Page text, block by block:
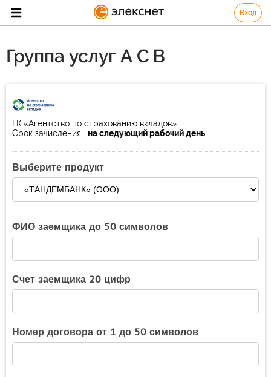
Вход
Группа услуг А С В
ГК «Агентство по страхованию вкладов»
Срок зачисления: на следующий рабочий день
Выберите продукт
ФИО заемщика до 50 символов
Счет заемщика 20 цифр
Номер договора от 1 до 50 символов